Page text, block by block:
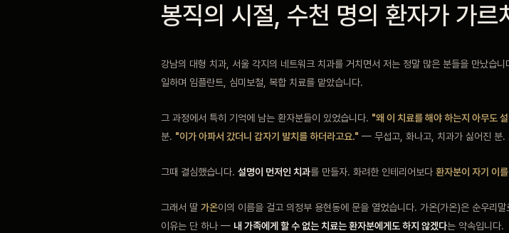
봉직의 시절, 수천 명의 환자가 가르
강남의 대형 치과, 서울 각지의 네트워크 치과를 거치면서 저는 정말 많은 분들을 만났습니
일하며 임플란트, 심미보철, 복합 치료를 맡았습니다.
그 과정에서 특히 기억에 남는 환자분들이 있었습니다. "왜 이 치료를 해야 하는지 아무도
분. "이가 아파서 갔더니 갑자기 발치를 하더라고요." — 무섭고, 화나고, 치과가 싫어진 분.
그때 결심했습니다. 설명이 먼저인 치과를 만들자. 화려한 인테리어보다 환자분이 자기 이
그래서 딸 가온이의 이름을 걸고 의정부 용현동에 문을 열었습니다. 가온(가온)은 순우리말
이유는 단 하나 — 내 가족에게 할 수 없는 치료는 환자분에게도 하지 않겠다는 약속입니다.